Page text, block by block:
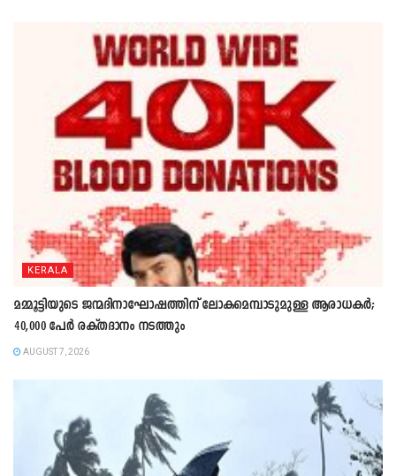
KERALA
മമ്മൂട്ടിയുടെ ജന്മദിനാഘോഷത്തിന് ലോകമെമ്പാടുമുള്ള ആരാധകർ;
40,000 പേർ രക്തദാനം നടത്തും
AUGUST 7, 2026